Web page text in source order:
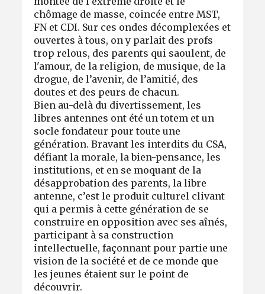
chômage de masse, coincée entre MST,
FN et CDI. Sur ces ondes décomplexées et
ouvertes à tous, on y parlait des profs
trop relous, des parents qui saoulent, de
l'amour, de la religion, de musique, de la
drogue, de l’avenir, de l’amitié, des
doutes et des peurs de chacun.
Bien au-delà du divertissement, les
libres antennes ont été un totem et un
socle fondateur pour toute une
génération. Bravant les interdits du CSA,
défiant la morale, la bien-pensance, les
institutions, et en se moquant de la
désapprobation des parents, la libre
antenne, c’est le produit culturel clivant
qui a permis à cette génération de se
construire en opposition avec ses aînés,
participant à sa construction
intellectuelle, façonnant pour partie une
vision de la société et de ce monde que
les jeunes étaient sur le point de
découvrir.